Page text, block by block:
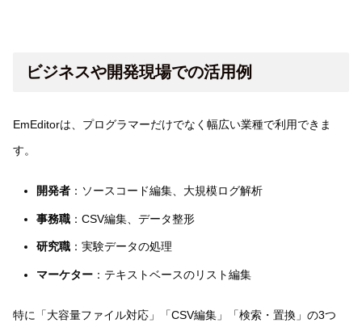
ビジネスや開発現場での活用例
EmEditorは、プログラマーだけでなく幅広い業種で利用できま
す。
開発者：ソースコード編集、大規模ログ解析
事務職：CSV編集、データ整形
研究職：実験データの処理
マーケター：テキストベースのリスト編集
特に「大容量ファイル対応」「CSV編集」「検索・置換」の3つ